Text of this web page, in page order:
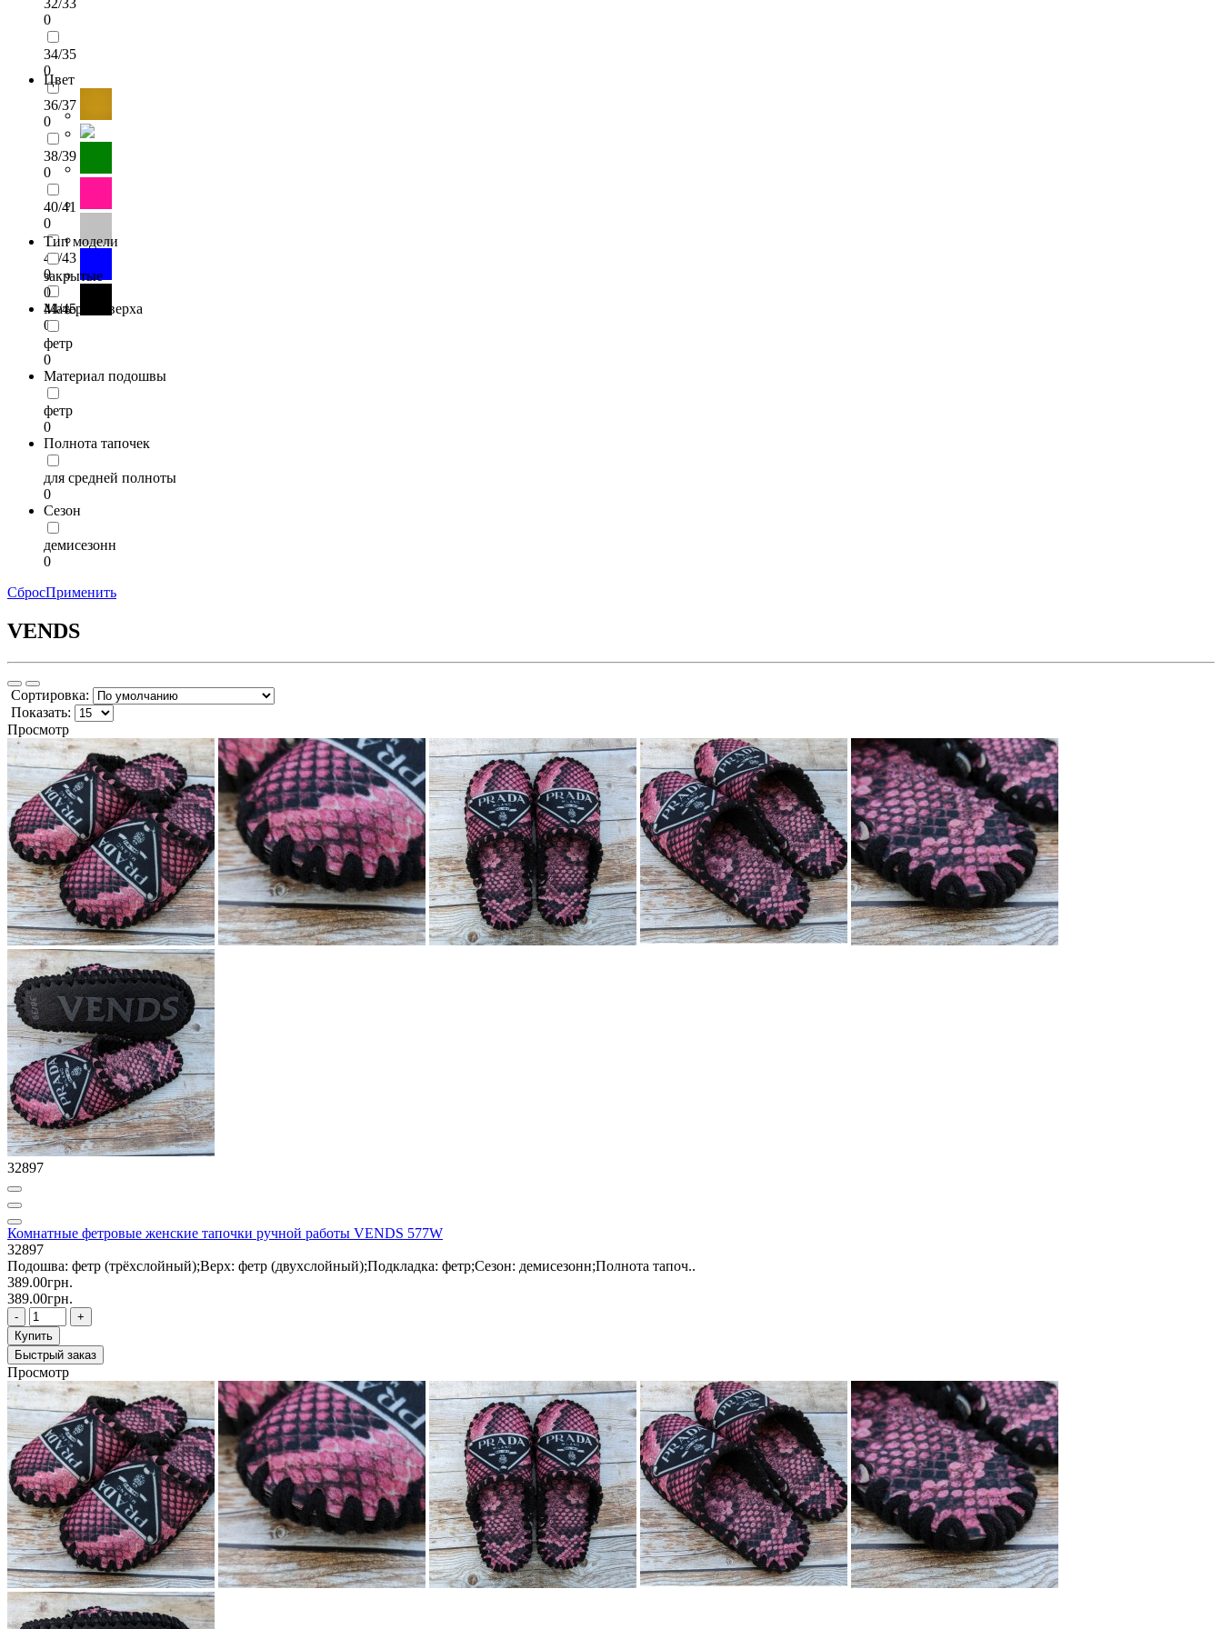
32/33
0
34/35
0
36/37
0
38/39
0
40/41
0
42/43
0
44/45
0
Цвет
Тип модели
закрытые
0
Материал верха
фетр
0
Материал подошвы
фетр
0
Полнота тапочек
для средней полноты
0
Сезон
демисезонн
0
СбросПрименить
VENDS
Сортировка:
Показать:
Просмотр
32897
Комнатные фетровые женские тапочки ручной работы VENDS 577W
32897
Подошва: фетр (трёхслойный);Верх: фетр (двухслойный);Подкладка: фетр;Сезон: демисезонн;Полнота тапоч..
389.00грн.
389.00грн.
-
+
Купить
Быстрый заказ
Просмотр